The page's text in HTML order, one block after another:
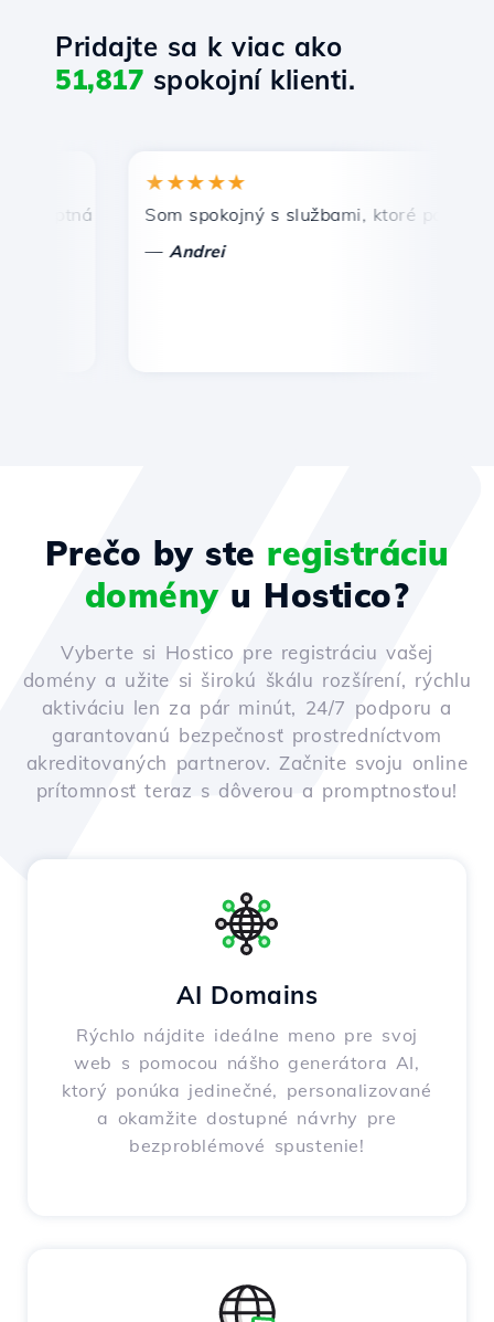
Pridajte sa k viac ako
51,817 spokojní klienti.
a efektívna technická podpora.
★★★★★
Som spokojný s službami, ktoré ponúka
Andrei
Prečo by ste registráciu
doményu Hostico?
Vyberte si Hostico pre registráciu vašej
domény a užite si širokú škálu rozšírení, rýchlu
aktiváciu len za pár minút, 24/7 podporu a
garantovanú bezpečnosť prostredníctvom
akreditovaných partnerov. Začnite svoju online
prítomnosť teraz s dôverou a promptnosťou!
AI Domains
Rýchlo nájdite ideálne meno pre svoj
web s pomocou nášho generátora AI,
ktorý ponúka jedinečné, personalizované
a okamžite dostupné návrhy pre
bezproblémové spustenie!